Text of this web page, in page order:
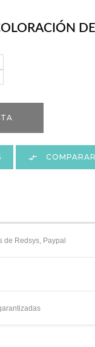
 COMPARAR
de Redsys, Paypal